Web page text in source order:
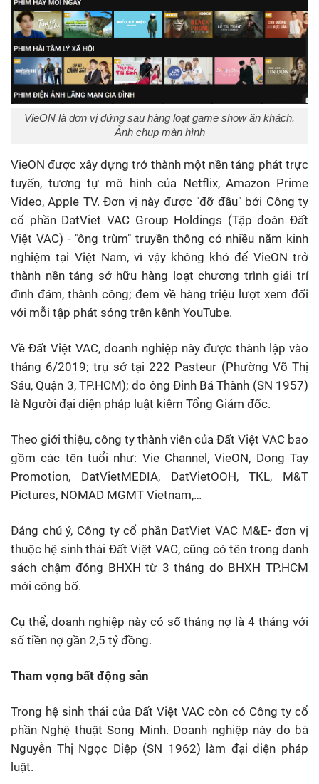
VieON là đơn vị đứng sau hàng loạt game show ăn khách.
Ảnh chụp màn hình
VieON được xây dựng trở thành một nền tảng phát trực
tuyến, tương tự mô hình của Netflix, Amazon Prime
Video, Apple TV. Đơn vị này được "đỡ đầu" bởi Công ty
cổ phần DatViet VAC Group Holdings (Tập đoàn Đất
Việt VAC) - "ông trùm" truyền thông có nhiều năm kinh
nghiệm tại Việt Nam, vì vậy không khó để VieON trở
thành nền tảng sở hữu hàng loạt chương trình giải trí
đình đám, thành công; đem về hàng triệu lượt xem đối
với mỗi tập phát sóng trên kênh YouTube.
Về Đất Việt VAC, doanh nghiệp này được thành lập vào
tháng 6/2019; trụ sở tại 222 Pasteur (Phường Võ Thị
Sáu, Quận 3, TP.HCM); do ông Đinh Bá Thành (SN 1957)
là Người đại diện pháp luật kiêm Tổng Giám đốc.
Theo giới thiệu, công ty thành viên của Đất Việt VAC bao
gồm các tên tuổi như: Vie Channel, VieON, Dong Tay
Promotion, DatVietMEDIA, DatVietOOH, TKL, M&T
Pictures, NOMAD MGMT Vietnam,…
Đáng chú ý, Công ty cổ phần DatViet VAC M&E- đơn vị
thuộc hệ sinh thái Đất Việt VAC, cũng có tên trong danh
sách chậm đóng BHXH từ 3 tháng do BHXH TP.HCM
mới công bố.
Cụ thể, doanh nghiệp này có số tháng nợ là 4 tháng với
số tiền nợ gần 2,5 tỷ đồng.
Tham vọng bất động sản
Trong hệ sinh thái của Đất Việt VAC còn có Công ty cổ
phần Nghệ thuật Song Minh. Doanh nghiệp này do bà
Nguyễn Thị Ngọc Diệp (SN 1962) làm đại diện pháp
luật.